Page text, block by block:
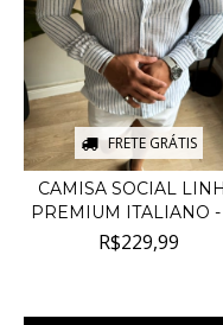
FRETE GRÁTIS
CAMISA SOCIAL
PREMIUM ITALIANO -
R$229,99